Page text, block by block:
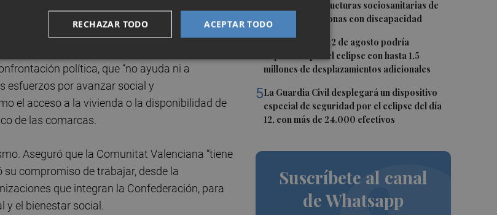
nuevas infraestructuras sociosanitarias de
mayores y personas con discapacidad
4 La movilidad el 12 de agosto podría
duplicarse por el eclipse con hasta 1,5
millones de desplazamientos adicionales
5La Guardia Civil desplegará un dispositivo
especial de seguridad por el eclipse del día
12, con más de 24.000 efectivos
Suscríbete al canal
de Whatsapp
gravedad del doble problema de falta de
significativa a múltiples sectores.
política, que “no ayuda ni a
esfuerzos por avanzar social y
el acceso a la vivienda o la disponibilidad de
de las comarcas.
Aseguró que la Comunitat Valenciana “tiene
compromiso de trabajar, desde la
que integran la Confederación, para
y el bienestar social.
ACEPTAR TODO
RECHAZAR TODO